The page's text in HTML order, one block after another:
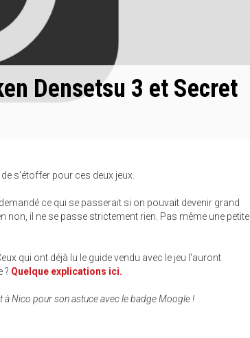
Densetsu 3 et Secret
s'étoffer pour ces deux jeux.
ce qui se passerait si on pouvait devenir grand
non, il ne se passe strictement rien. Pas même une petite
qui ont déjà lu le guide vendu avec le jeu l'auront
? Quelque explications ici.
Nico pour son astuce avec le badge Moogle !